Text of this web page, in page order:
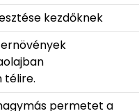
kezdőknek
télire.
permetet a